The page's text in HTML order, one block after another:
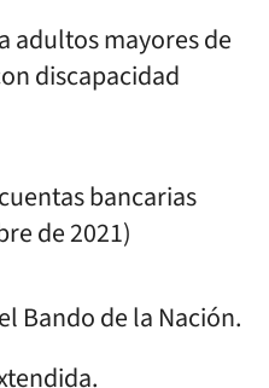
adultos mayores de
discapacidad
bancarias
de 2021)
Bando de la Nación.